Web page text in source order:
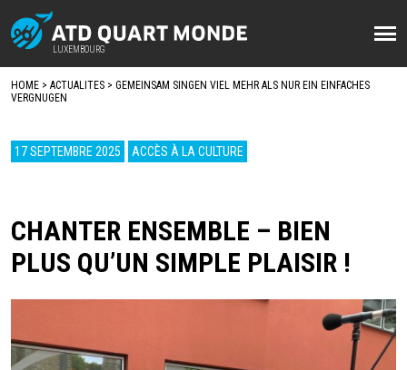
LUXEMBOURG
Aller
au
contenu
principal
LUXEMBOURG
FIL
HOME ACTUALITES
GEMEINSAM SINGEN VIEL MEHR ALS NUR EIN EINFACHES
VERGNUGEN
17 SEPTEMBRE 2025 ACCÈS À LA CULTURE
CHANTER ENSEMBLE – BIEN
PLUS QU’UN SIMPLE PLAISIR !